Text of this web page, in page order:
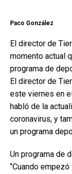
Paco González
El director de
momento actual
programa de
El director de
este viernes en
habló de la
coronavirus, y
un programa
Un programa de
‘’Cuando